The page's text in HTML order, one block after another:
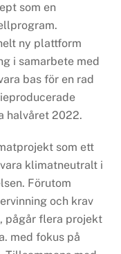
som en
ny plattform
i samarbete med
bas för en rad
halvåret 2022.
som ett
klimatneutralt i
Förutom
och krav
pågår flera projekt
med fokus på